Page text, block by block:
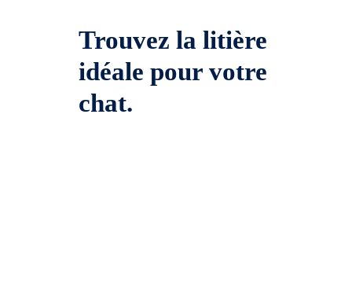
Trouvez la litière
idéale pour votre
chat.